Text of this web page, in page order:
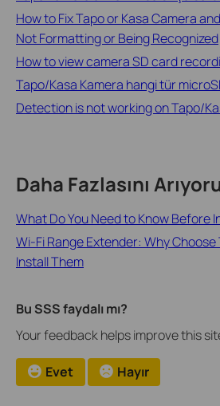
How to Fix Tapo or Kasa Camera
Not Formatting or Being Recognized
How to view camera SD card
Tapo/Kasa Kamera hangi tür
Detection is not working on Tapo/
Daha Fazlasını
What Do You Need to Know Before
Wi-Fi Range Extender: Why
Install Them
Bu SSS faydalı mı?
Your feedback helps improve this
Evet Hayır